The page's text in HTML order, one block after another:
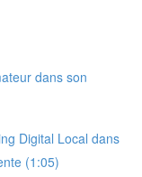
dans son
Digital Local dans
(1:05)